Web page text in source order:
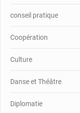
conseil pratique
Coopération
Culture
Danse et Théâtre
Diplomatie